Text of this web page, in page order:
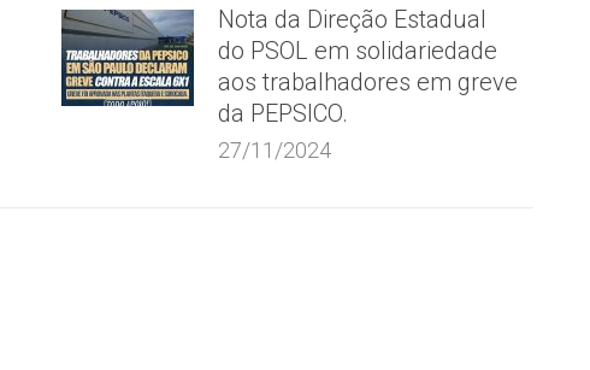
Nota da Direção Estadual
do PSOL em solidariedade
aos trabalhadores em greve
da PEPSICO.
27/11/2024